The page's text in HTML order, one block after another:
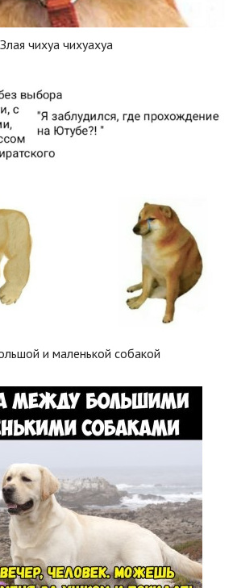
Злая чихуа чихуахуа
и маленькой собакой